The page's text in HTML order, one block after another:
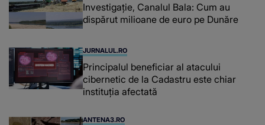
Investigație, Canalul Bala: Cum au
dispărut milioane de euro pe Dunăre
JURNALUL.RO
Principalul beneficiar al atacului
cibernetic de la Cadastru este chiar
instituţia afectată
ANTENA3.RO